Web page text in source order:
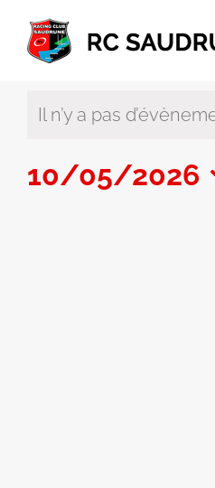
Passer
contenu
Il n’y a pas
10/05/2026